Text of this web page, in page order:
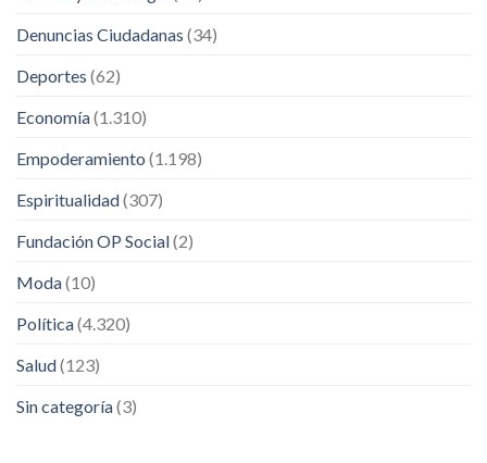
Denuncias Ciudadanas (34)
Deportes (62)
Economía(1.310)
Empoderamiento (1.198)
Espiritualidad(307)
Fundación OP Social(2)
Moda(10)
Política(4.320)
Salud(123)
Sin categoría(3)